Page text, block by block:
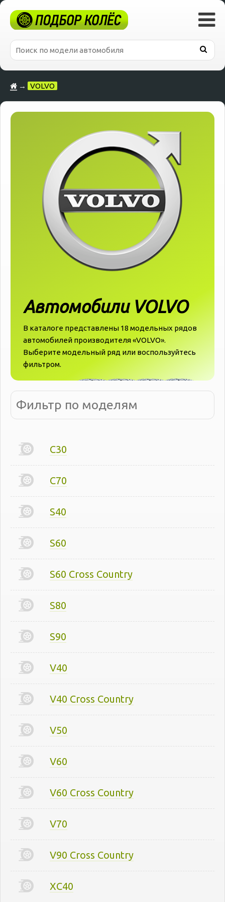
→ VOLVO
Автомобили VOLVO
В каталоге представлены 18 модельных рядов
автомобилей производителя «‎‎VOLVO».
Выберите модельный ряд или воспользуйтесь
фильтром.
C30
C70
S40
S60
S60 Cross Country
S80
S90
V40
V40 Cross Country
V50
V60
V60 Cross Country
V70
V90 Cross Country
XC40